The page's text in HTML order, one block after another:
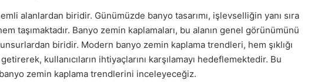
alanlardan biridir. Günümüzde banyo tasarımı, işlevselliğin yanı sıra
taşımaktadır. Banyo zemin kaplamaları, bu alanın genel görünümünü
biridir. Modern banyo zemin kaplama trendleri, hem şıklığı
kullanıcıların ihtiyaçlarını karşılamayı hedeflemektedir. Bu
zemin kaplama trendlerini inceleyeceğiz.